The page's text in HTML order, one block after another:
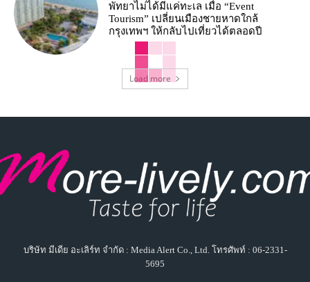
พัทยาไม่ได้มีแค่ทะเล เมื่อ “Event
Tourism” เปลี่ยนเมืองชายหาดใกล้
กรุงเทพฯ ให้กลับไปเที่ยวได้ตลอดปี
Load more
บริษัท มีเดีย อะเลิร์ท จำกัด : Media Alert Co., Ltd. โทรศัพท์ : 06-2331-
5695